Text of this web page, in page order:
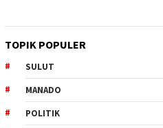
TOPIK POPULER
SULUT
MANADO
POLITIK